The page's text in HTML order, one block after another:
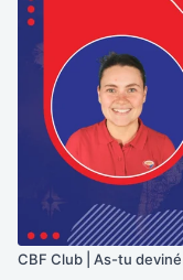
CBF Club | As-tu